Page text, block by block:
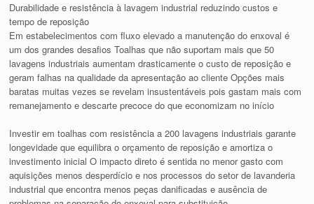
Durabilidade e resistência à lavagem industrial reduzindo custos e
tempo de reposição
Em estabelecimentos com fluxo elevado a manutenção do enxoval é
um dos grandes desafios Toalhas que não suportam mais que 50
lavagens industriais aumentam drasticamente o custo de reposição e
geram falhas na qualidade da apresentação ao cliente Opções mais
baratas muitas vezes se revelam insustentáveis pois gastam mais com
remanejamento e descarte precoce do que economizam no início
Investir em toalhas com resistência a 200 lavagens industriais garante
longevidade que equilibra o orçamento de reposição e amortiza o
investimento inicial O impacto direto é sentida no menor gasto com
aquisições menos desperdício e nos processos do setor de lavanderia
industrial que encontra menos peças danificadas e ausência de